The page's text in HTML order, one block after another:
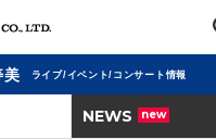
美 ライブ/イベント/コンサート情報
NEWS new